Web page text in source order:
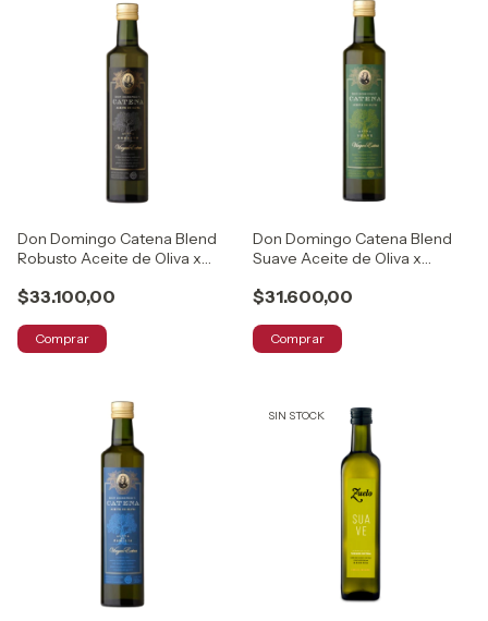
Don Domingo Catena Blend
Robusto Aceite de Oliva x
$33.100,00
Comprar
Don Domingo Catena Blend
Suave Aceite de Oliva x
$31.600,00
Comprar
SIN STOCK